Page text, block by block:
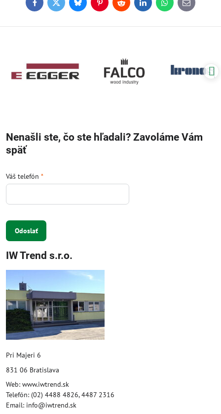
FacebookTwitterBlueskyPinterestReddit LinkedInWhatsApp
E-
mail
Nenašli ste, čo ste hľadali? Zavoláme Vám
späť
Váš telefón *
Odoslať
IW Trend s.r.o.
Pri Majeri 6
831 06 Bratislava
Web: www.iwtrend.sk
Telefón: (02) 4488 4826, 4487 2316
Email: info@iwtrend.sk